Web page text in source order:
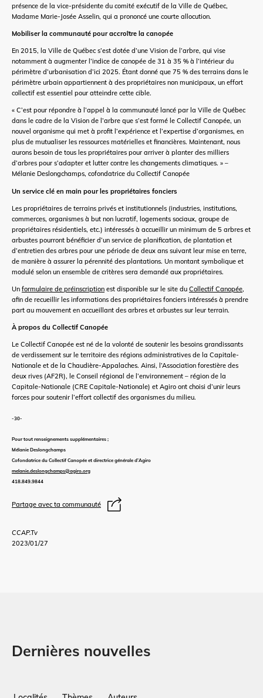
CCAP.Tv
2023/01/27
présence de la vice-présidente du comité exécutif de la Ville de Québec,
Madame Marie-Josée Asselin, qui a prononcé une courte allocution.
Mobiliser la communauté pour accroître la canopée
En 2015, la Ville de Québec s’est dotée d’une Vision de l’arbre, qui vise
notamment à augmenter l’indice de canopée de 31 à 35 % à l’intérieur du
périmètre d’urbanisation d’ici 2025. Étant donné que 75 % des terrains dans le
périmètre urbain appartiennent à des propriétaires non municipaux, un effort
collectif est essentiel pour atteindre cette cible.
« C’est pour répondre à l’appel à la communauté lancé par la Ville de Québec
dans le cadre de la Vision de l’arbre que s’est formé le Collectif Canopée, un
nouvel organisme qui met à profit l’expérience et l’expertise d’organismes, en
plus de mutualiser les ressources matérielles et financières. Maintenant, nous
aurons besoin de tous les propriétaires pour arriver à planter des milliers
d’arbres pour s’adapter et lutter contre les changements climatiques. » –
Mélanie Deslongchamps, cofondatrice du Collectif Canopée
Un service clé en main pour les propriétaires fonciers
Les propriétaires de terrains privés et institutionnels (industries, institutions,
commerces, organismes à but non lucratif, logements sociaux, groupe de
propriétaires résidentiels, etc.) intéressés à accueillir un minimum de 5 arbres et
arbustes pourront bénéficier d’un service de planification, de plantation et
d’entretien des arbres pour une période de deux ans suivant leur mise en terre,
de manière à assurer la pérennité des plantations. Un montant symbolique et
modulé selon un ensemble de critères sera demandé aux propriétaires.
Un formulaire de préinscription est disponible sur le site du Collectif Canopée,
afin de recueillir les informations des propriétaires fonciers intéressés à prendre
part au mouvement en accueillant des arbres et arbustes sur leur terrain.
À propos du Collectif Canopée
Le Collectif Canopée est né de la volonté de soutenir les besoins grandissants
de verdissement sur le territoire des régions administratives de la Capitale-
Nationale et de la Chaudière-Appalaches. Ainsi, l’Association forestière des
deux rives (AF2R), le Conseil régional de l’environnement – région de la
Capitale-Nationale (CRE Capitale-Nationale) et Agiro ont choisi d’unir leurs
forces pour soutenir l’effort collectif des organismes du milieu.
-30-
Pour tout renseignements supplémentaires ;
Mélanie Deslongchamps
Cofondatrice du Collectif Canopée et directrice générale d’Agiro
melanie.deslongchamps@agiro.org
418.849.9844
Partage avec ta communauté
Dernières nouvelles